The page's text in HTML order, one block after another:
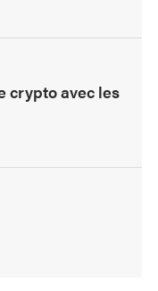
crypto avec les